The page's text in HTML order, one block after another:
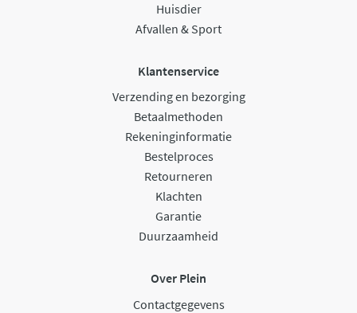
Huisdier
Afvallen & Sport
Klantenservice
Verzending en bezorging
Betaalmethoden
Rekeninginformatie
Bestelproces
Retourneren
Klachten
Garantie
Duurzaamheid
Over Plein
Contactgegevens